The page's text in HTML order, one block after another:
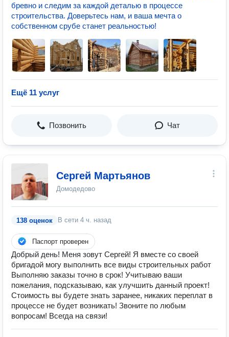
бревно и следим за каждой деталью в процессе
строительства. Доверьтесь нам, и ваша мечта о
собственном срубе станет реальностью!
Ещё 11 услуг
Позвонить Чат
Сергей Мартьянов
Домодедово
138 оценок В сети 4 ч. назад
Паспорт проверен
Добрый день! Меня зовут Сергей! Я вместе со своей
бригадой могу выполнить все виды строительных работ
Выполняю заказы точно в срок! Учитываю ваши
пожелания, подсказываю, как улучшить данный проект!
Стоимость вы будете знать заранее, никаких переплат в
процессе не будет возникать! Звоните по любым
вопросам! Всегда на связи!